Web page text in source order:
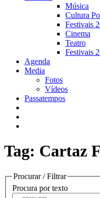
Música
Cultura
Festivais
Cinema
Teatro
Festivais
Agenda
Media
Fotos
Vídeos
Passatempos
Tag: Cartaz
Procurar / Filtrar
Procura por texto